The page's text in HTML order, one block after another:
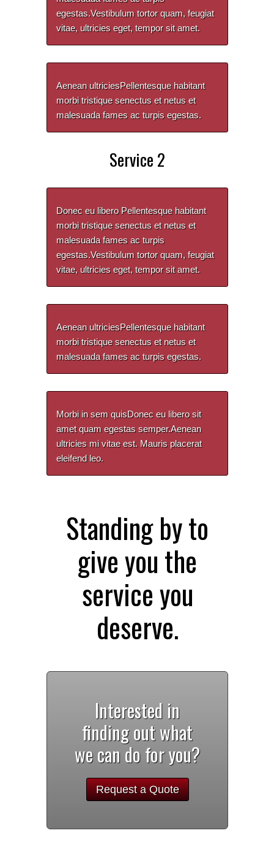
egestas.Vestibulum tortor quam, feugiat
vitae, ultricies eget, tempor sit amet.
Aenean ultriciesPellentesque habitant
morbi tristique senectus et netus et
malesuada fames ac turpis egestas.
Service 2
Donec eu libero Pellentesque habitant
morbi tristique senectus et netus et
malesuada fames ac turpis
egestas.Vestibulum tortor quam, feugiat
vitae, ultricies eget, tempor sit amet.
Aenean ultriciesPellentesque habitant
morbi tristique senectus et netus et
malesuada fames ac turpis egestas.
Morbi in sem quisDonec eu libero sit
amet quam egestas semper.Aenean
ultricies mi vitae est. Mauris placerat
eleifend leo.
Standing by to
give you the
service you
deserve.
Interested in
finding out what
we can do for you?
Request a Quote